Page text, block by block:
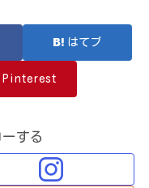
はてブ
Pinterest
する